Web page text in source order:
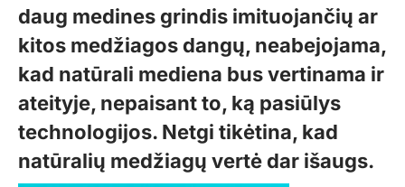
daug medines grindis imituojančių ar
kitos medžiagos dangų, neabejojama,
kad natūrali mediena bus vertinama ir
ateityje, nepaisant to, ką pasiūlys
technologijos. Netgi tikėtina, kad
natūralių medžiagų vertė dar išaugs.